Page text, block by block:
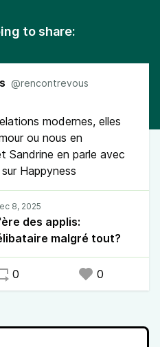
to share:
@rencontrevous
modernes, elles
ou nous en
Sandrine en parle avec
Happyness
des applis:
malgré tout?
0 0